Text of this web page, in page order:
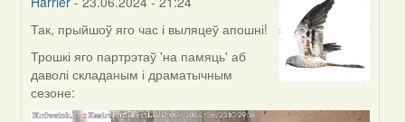
In
reply
to
by
divinbel
Так, прыйшоў яго час і выляцеў апошні!
Трошкі яго партрэтаў 'на памяць' аб
даволі складаным і драматычным
сезоне: